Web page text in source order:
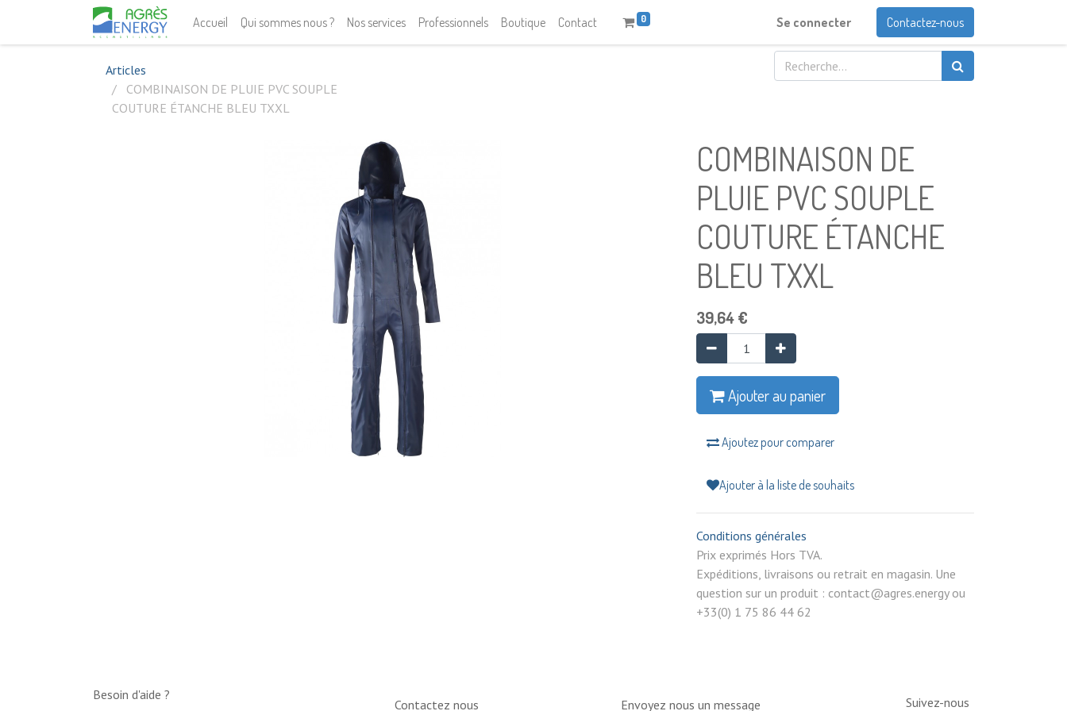
Accueil Qui sommes nous ? Nos services Professionnels Boutique Contact 0 Se connecter Contactez-nous
Articles
COMBINAISON DE PLUIE PVC SOUPLE
COUTURE ÉTANCHE BLEU TXXL
COMBINAISON DE
PLUIE PVC SOUPLE
COUTURE ÉTANCHE
BLEU TXXL
39,64€
Ajouter au panier
Ajoutez pour comparer
Ajouter à la liste de souhaits
Conditions générales
Prix exprimés Hors TVA.
Expéditions, livraisons ou retrait en magasin. Une
question sur un produit : contact@agres.energy ou
+33(0) 1 75 86 44 62
Besoin d'aide ?
Contactez nous Envoyez nous un message Suivez-nous